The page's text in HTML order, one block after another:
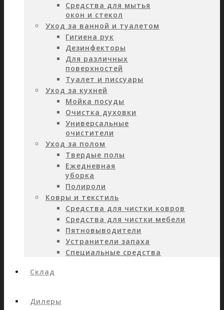
Средства для мытья
окон и стекол
Уход за ванной и туалетом
Гигиена рук
Дезинфекторы
Для различных
поверхностей
Туалет и писсуары
Уход за кухней
Мойка посуды
Очистка духовки
Универсальные
очистители
Уход за полом
Твердые полы
Ежедневная
уборка
Полироли
Ковры и текстиль
Средства для чистки ковров
Средства для чистки мебели
Пятновыводители
Устранители запаха
Специальные средства
Склад
Дилеры